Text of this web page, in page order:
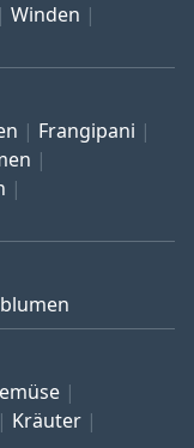
Winden
Frangipani
Kräuter